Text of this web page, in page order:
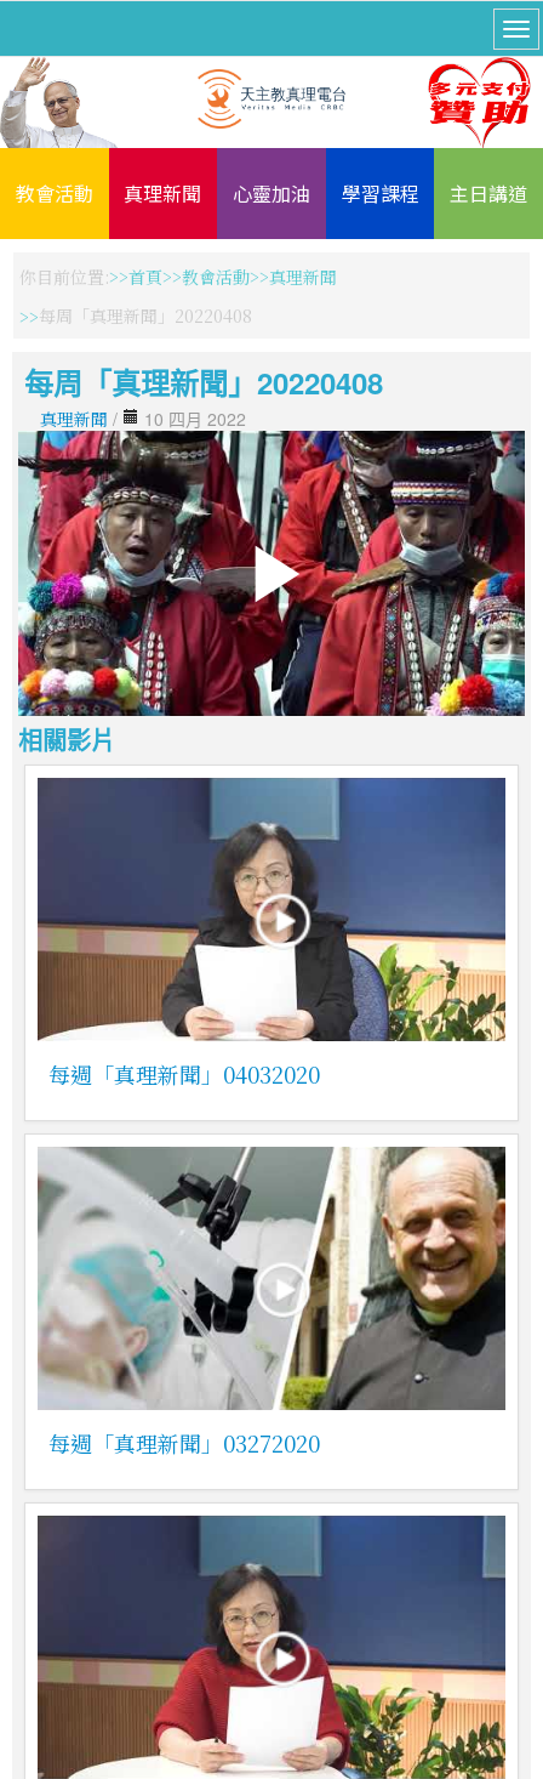
教會活動 真理新聞 心靈加油 學習課程 主日講道
你目前位置: 首頁 教會活動
真理新聞
每周「真理新聞」20220408
每周「真理新聞」20220408
真理新聞 / 10 四月 2022
相關影片
每週「真理新聞」04032020
每週「真理新聞」03272020